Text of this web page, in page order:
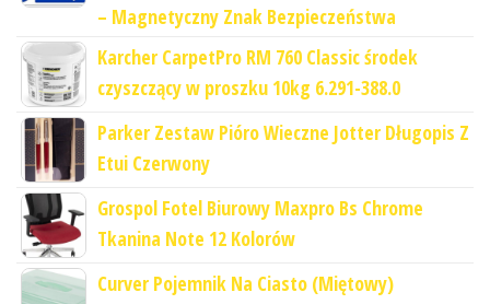
– Magnetyczny Znak Bezpieczeństwa
Karcher CarpetPro RM 760 Classic środek
czyszczący w proszku 10kg 6.291-388.0
Parker Zestaw Pióro Wieczne Jotter Długopis Z
Etui Czerwony
Grospol Fotel Biurowy Maxpro Bs Chrome
Tkanina Note 12 Kolorów
Curver Pojemnik Na Ciasto (Miętowy)